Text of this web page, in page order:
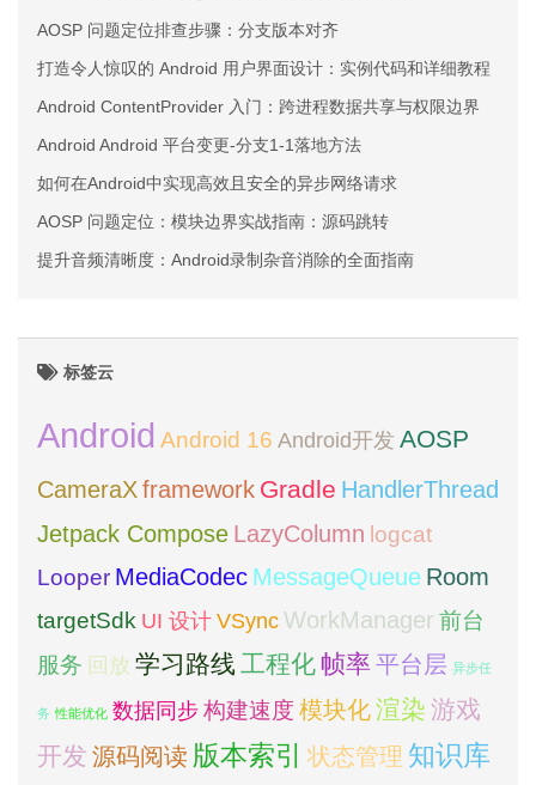
AOSP 问题定位排查步骤：分支版本对齐
打造令人惊叹的 Android 用户界面设计：实例代码和详细教程
Android ContentProvider 入门：跨进程数据共享与权限边界
Android Android 平台变更-分支1-1落地方法
如何在Android中实现高效且安全的异步网络请求
AOSP 问题定位：模块边界实战指南：源码跳转
提升音频清晰度：Android录制杂音消除的全面指南
标签云
Android Android 16 Android开发 AOSP
CameraXframework Gradle HandlerThread
Jetpack Compose LazyColumn logcat
Looper MediaCodec MessageQueue Room
targetSdk UI 设计 VSyncWorkManager 前台
服务 回放 学习路线 工程化帧率 平台层 异步任
务 性能优化 数据同步 构建速度 模块化渲染 游戏
开发 源码阅读 版本索引 状态管理 知识库